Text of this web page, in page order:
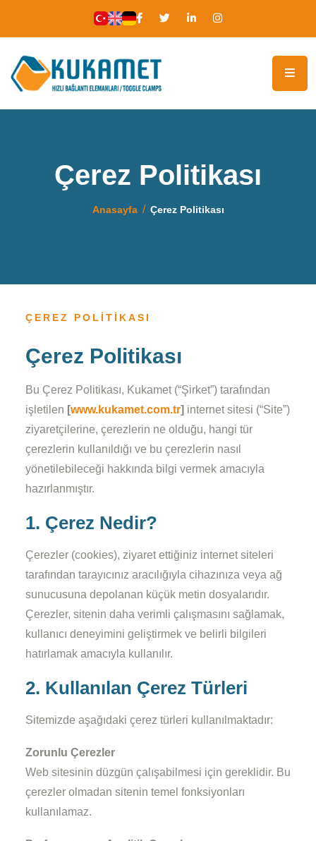
Çerez Politikası
Anasayfa Çerez Politikası
ÇEREZ POLITIKASI
Çerez Politikası
Bu Çerez Politikası, Kukamet (“Şirket”) tarafından
işletilen [www.kukamet.com.tr] internet sitesi (“Site”)
ziyaretçilerine, çerezlerin ne olduğu, hangi tür
çerezlerin kullanıldığı ve bu çerezlerin nasıl
yönetilebileceği hakkında bilgi vermek amacıyla
hazırlanmıştır.
1. Çerez Nedir?
Çerezler (cookies), ziyaret ettiğiniz internet siteleri
tarafından tarayıcınız aracılığıyla cihazınıza veya ağ
sunucusuna depolanan küçük metin dosyalarıdır.
Çerezler, sitenin daha verimli çalışmasını sağlamak,
kullanıcı deneyimini geliştirmek ve belirli bilgileri
hatırlamak amacıyla kullanılır.
2. Kullanılan Çerez Türleri
Sitemizde aşağıdaki çerez türleri kullanılmaktadır:
Zorunlu Çerezler
Web sitesinin düzgün çalışabilmesi için gereklidir. Bu
çerezler olmadan sitenin temel fonksiyonları
kullanılamaz.